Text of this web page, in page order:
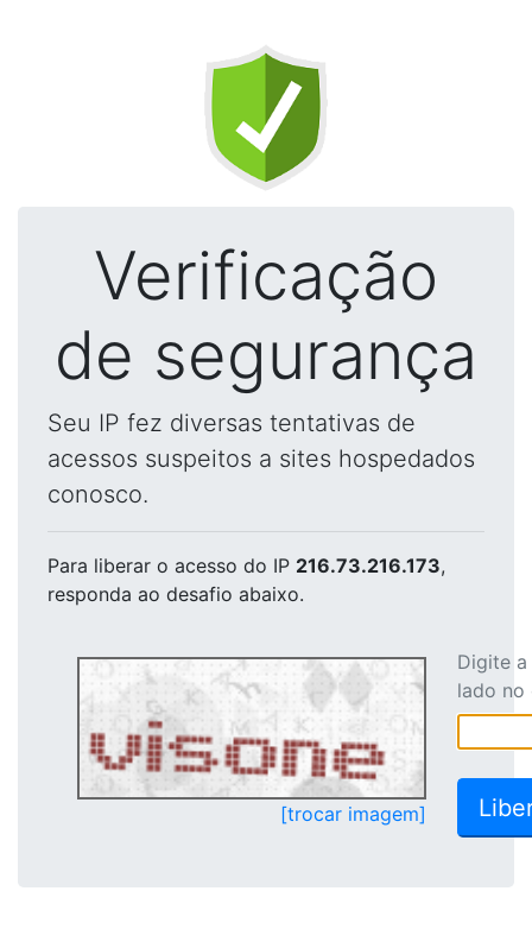
Verificação
de segurança
Seu IP fez diversas tentativas de
acessos suspeitos a sites hospedados
conosco.
Para liberar o acesso do IP 216.73.216.173,
responda ao desafio abaixo.
[trocar imagem]
Digite
lado no